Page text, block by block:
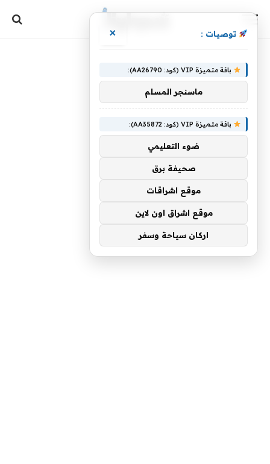
توصيات : ×
باقة متميزة VIP (كود: AA26790):
ماسنجر المسلم
باقة متميزة VIP (كود: AA35872):
ضوء التعليمي
صحيفة برق
موقع اشراقات
موقع اشراق اون لاين
اركان سياحة وسفر